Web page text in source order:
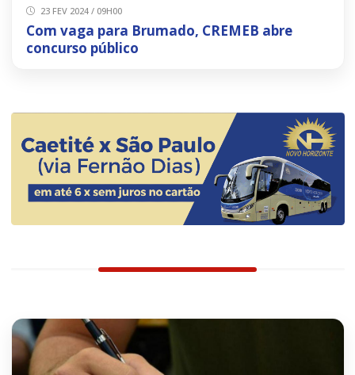
23 FEV 2024 / 09H00
Com vaga para Brumado, CREMEB abre
concurso público